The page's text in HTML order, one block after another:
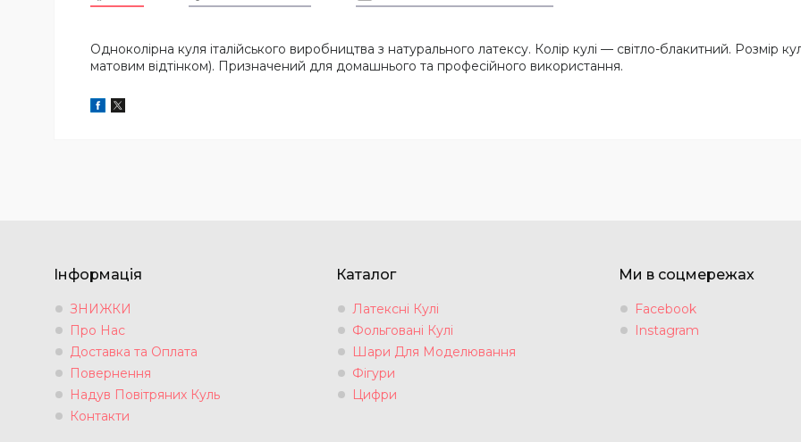
Одноколірна куля італійського виробництва з натурального латексу. Колір кулі — світло-блакитний. Розмір
матовим відтінком). Призначений для домашнього та професійного використання.
Інформація
ЗНИЖКИ
Про Нас
Доставка та Оплата
Повернення
Надув Повітряних Куль
Контакти
Каталог
Латексні Кулі
Фольговані Кулі
Шари Для Моделювання
Фігури
Цифри
Ми в соцмережах
Facebook
Instagram